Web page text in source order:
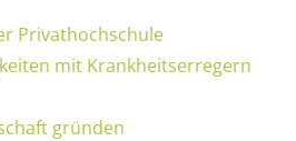
Privathochschule
mit Krankheitserregern
gründen